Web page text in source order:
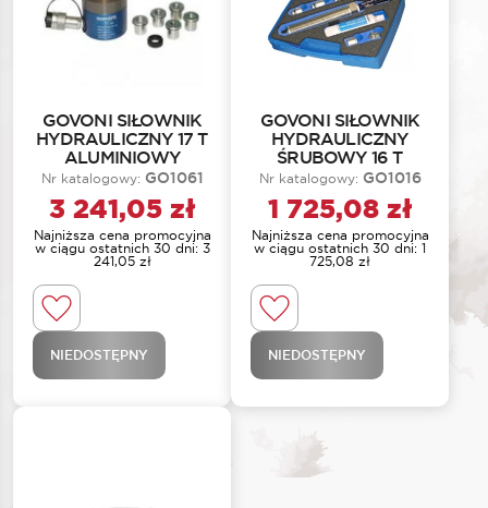
GOVONI SIŁOWNIK
HYDRAULICZNY 17 T
ALUMINIOWY
Nr katalogowy: GO1061
3 241,05 zł
Najniższa cena promocyjna
w ciągu ostatnich 30 dni: 3
241,05 zł
NIEDOSTĘPNY
GOVONI SIŁOWNIK
HYDRAULICZNY
ŚRUBOWY 16 T
Nr katalogowy: GO1016
1 725,08 zł
Najniższa cena promocyjna
w ciągu ostatnich 30 dni: 1
725,08 zł
NIEDOSTĘPNY